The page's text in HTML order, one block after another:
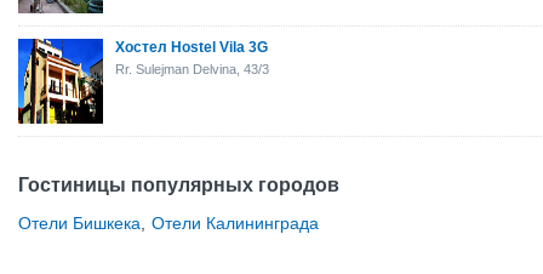
Хостел Hostel Vila 3G
Rr. Sulejman Delvina, 43/3
Гостиницы популярных городов
Отели Бишкека Отели Калининграда